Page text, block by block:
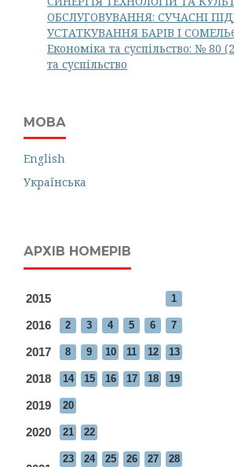
ОБСЛУГОВУВАННЯ: СУЧАСНІ
УСТАТКУВАННЯ БАРІВ І
Економіка та суспільство: № 80
та суспільство
МОВА
English
Українська
АРХІВ НОМЕРІВ
2015 1
2016 2 3 4 5 6 7
2017 8 9 10 11 12 13
2018 14 15 16 17 18 19
2019 20
2020 21 22
23 24 25 26 27
28